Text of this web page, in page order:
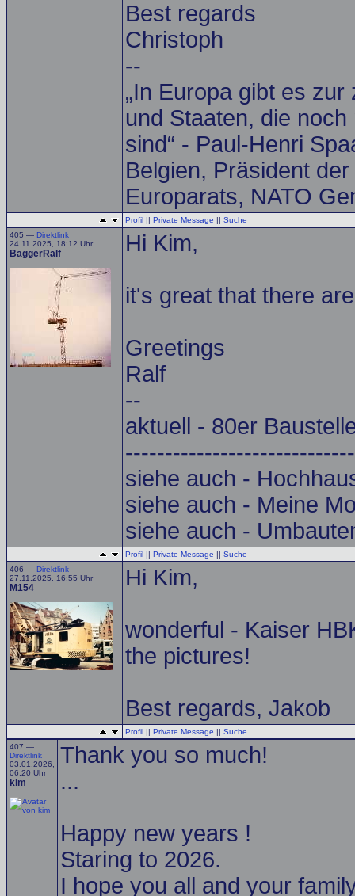
Best regards
Christoph
--
„In Europa gibt es
und Staaten, die
sind“ - Paul-Henri
Belgien, Präsident
Europarats, NATO
Profil || Private Message || Suche
405 — Direktlink
24.11.2025, 18:12 Uhr
BaggerRalf Hi Kim,
it's great that there
Greetings
Ralf
--
aktuell - 80er
siehe auch -
siehe auch - Meine
siehe auch -
Profil || Private Message || Suche
406 — Direktlink
27.11.2025, 16:55 Uhr
M154 Hi Kim,
wonderful - Kaiser
the pictures!
Best regards, Jakob
Profil || Private Message || Suche
407 —
Direktlink
03.01.2026,
06:20 Uhr
kim
Thank you so much!
...
Happy new years !
Staring to 2026.
I hope you all and your